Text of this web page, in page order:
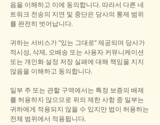
음을 이해하고 이에 동의합니다. 따라서 다른 네
트워크 전송의 지연 및 중단은 당사의 통제 범위
를 완전히 벗어납니다.
귀하는 서비스가 "있는 그대로" 제공되며 당사가
적시성, 삭제, 오배송 또는 사용자 커뮤니케이션
또는 개인화 설정 저장 실패에 대해 책임을 지지
않음을 이해하고 동의합니다.
일부 주 또는 관할 구역에서는 특정 보증의 배제
를 허용하지 않으므로 위의 제한 사항 중 일부는
귀하에게 적용되지 않을 수 있지만 법이 허용하는
전체 범위에서 적용됩니다.